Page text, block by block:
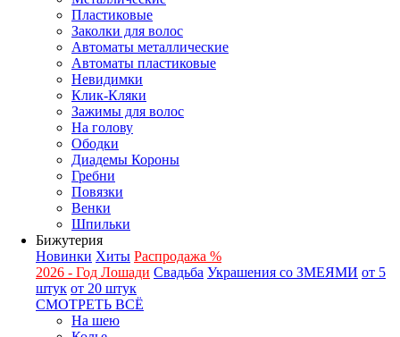
Пластиковые
Заколки для волос
Автоматы металлические
Автоматы пластиковые
Невидимки
Клик-Кляки
Зажимы для волос
На голову
Ободки
Диадемы Короны
Гребни
Повязки
Венки
Шпильки
Бижутерия
Новинки Хиты Распродажа %
2026 - Год Лошади Свадьба Украшения со ЗМЕЯМИ от 5
штук от 20 штук
СМОТРЕТЬ ВСЁ
На шею